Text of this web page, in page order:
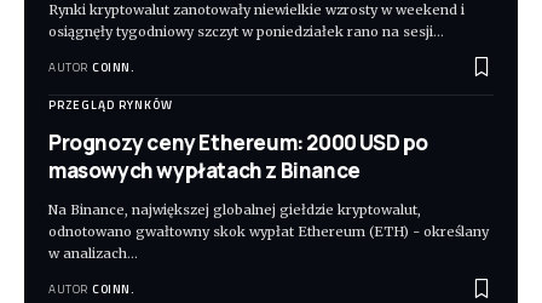
Rynki kryptowalut zanotowały niewielkie wzrosty w weekend i
osiągnęły tygodniowy szczyt w poniedziałek rano na sesji…
AUTOR COINN.
PRZEGLĄD RYNKÓW
Prognozy ceny Ethereum: 2000 USD po
masowych wypłatach z Binance
Na Binance, największej globalnej giełdzie kryptowalut,
odnotowano gwałtowny skok wypłat Ethereum (ETH) - określany
w analizach…
AUTOR COINN.